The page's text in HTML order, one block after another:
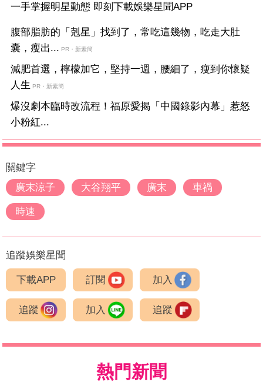
一手掌握明星動態 即刻下載娛樂星聞APP
腹部脂肪的「剋星」找到了，常吃這幾物，吃走大肚
囊，瘦出... PR・新素簡
減肥首選，檸檬加它，堅持一週，腰細了，瘦到你懷疑
人生 PR・新素簡
爆沒劇本臨時改流程！福原愛揭「中國錄影內幕」惹怒
小粉紅...
關鍵字
廣末涼子
大谷翔平 廣末 車禍
時速
追蹤娛樂星聞
下載APP 訂閱 加入
追蹤 加入 追蹤
熱門新聞